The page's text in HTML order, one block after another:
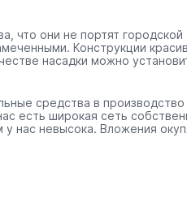
что они не портят городской
Конструкции
насадки можно
средства в производство
есть широкая сеть
нас невысока. Вложения